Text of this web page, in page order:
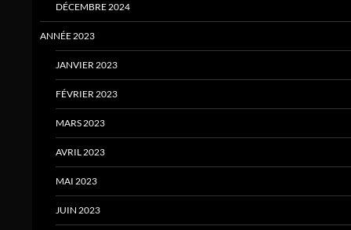
DÉCEMBRE 2024
ANNÉE 2023
JANVIER 2023
FÉVRIER 2023
MARS 2023
AVRIL 2023
MAI 2023
JUIN 2023